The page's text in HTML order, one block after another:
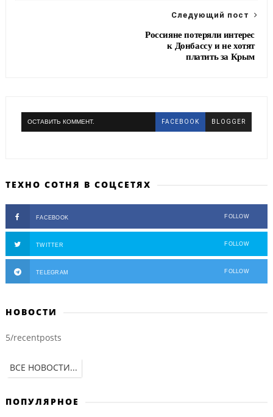
Следующий пост
Россияне потеряли интерес
к Донбассу и не хотят
платить за Крым
ОСТАВИТЬ КОММЕНТ. FACEBOOK BLOGGER
ТЕХНО СОТНЯ В СОЦСЕТЯХ
FACEBOOK FOLLOW
TWITTER FOLLOW
TELEGRAM FOLLOW
НОВОСТИ
5/recentposts
ВСЕ НОВОСТИ...
ПОПУЛЯРНОЕ